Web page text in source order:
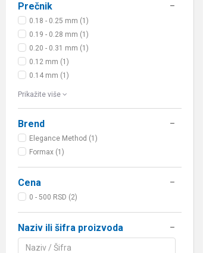
Prečnik
0.18 - 0.25 mm (1)
0.19 - 0.28 mm (1)
0.20 - 0.31 mm (1)
0.12 mm (1)
0.14 mm (1)
Prikažite više
Brend
Elegance Method (1)
Formax (1)
Cena
0 - 500 RSD (2)
Naziv ili šifra proizvoda